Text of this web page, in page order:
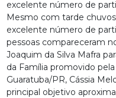
Mesmo com tarde
excelente número de
pessoas compareceram
Joaquim da Silva Mafra
da Família promovido
Guaratuba/PR, Cássia
principal objetivo